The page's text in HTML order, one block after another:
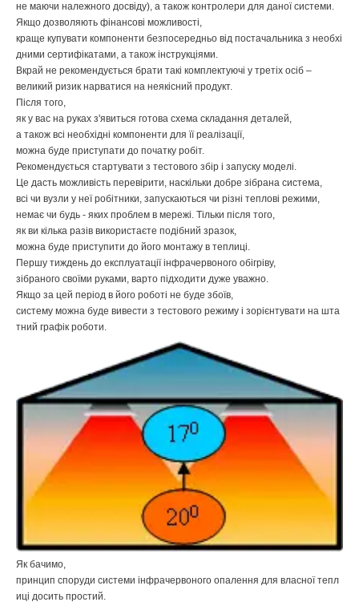
не маючи належного досвіду), а також контролери для даної системи.
Якщо дозволяють фінансові можливості,
краще купувати компоненти безпосередньо від постачальника з необхі
дними сертифікатами, а також інструкціями.
Вкрай не рекомендується брати такі комплектуючі у третіх осіб –
великий ризик нарватися на неякісний продукт.
Після того,
як у вас на руках з'явиться готова схема складання деталей,
а також всі необхідні компоненти для її реалізації,
можна буде приступати до початку робіт.
Рекомендується стартувати з тестового збір і запуску моделі.
Це дасть можливість перевірити, наскільки добре зібрана система,
всі чи вузли у неї робітники, запускаються чи різні теплові режими,
немає чи будь - яких проблем в мережі. Тільки після того,
як ви кілька разів використаєте подібний зразок,
можна буде приступити до його монтажу в теплиці.
Першу тиждень до експлуатації інфрачервоного обігріву,
зібраного своїми руками, варто підходити дуже уважно.
Якщо за цей період в його роботі не буде збоїв,
систему можна буде вивести з тестового режиму і зорієнтувати на шта
тний графік роботи.
Як бачимо,
принцип споруди системи інфрачервоного опалення для власної тепл
иці досить простий.